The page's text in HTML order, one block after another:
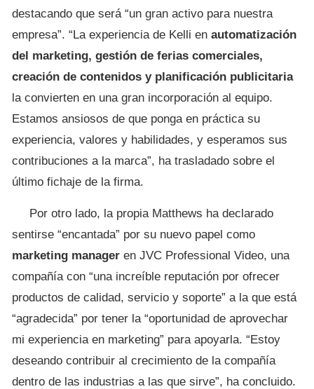
destacando que será “un gran activo para nuestra
empresa”. “La experiencia de Kelli en automatización
del marketing, gestión de ferias comerciales,
creación de contenidos y planificación publicitaria
la convierten en una gran incorporación al equipo.
Estamos ansiosos de que ponga en práctica su
experiencia, valores y habilidades, y esperamos sus
contribuciones a la marca”, ha trasladado sobre el
último fichaje de la firma.
Por otro lado, la propia Matthews ha declarado
sentirse “encantada” por su nuevo papel como
marketing manager en JVC Professional Video, una
compañía con “una increíble reputación por ofrecer
productos de calidad, servicio y soporte” a la que está
“agradecida” por tener la “oportunidad de aprovechar
mi experiencia en marketing” para apoyarla. “Estoy
deseando contribuir al crecimiento de la compañía
dentro de las industrias a las que sirve”, ha concluido.